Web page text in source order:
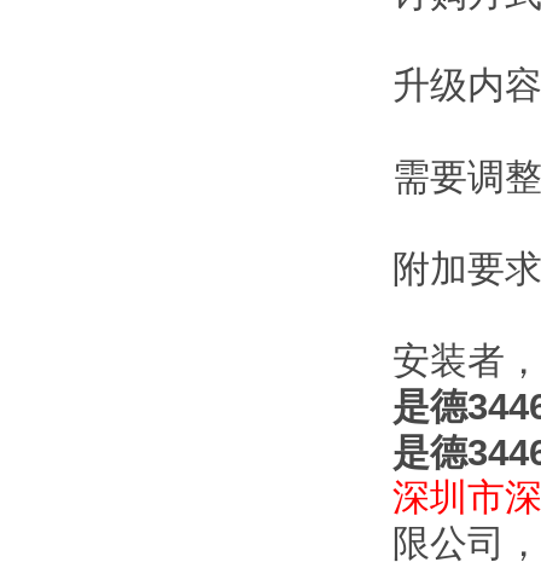
升级内
需要调
附加要
安装者
是德
是德
深圳市
限公司